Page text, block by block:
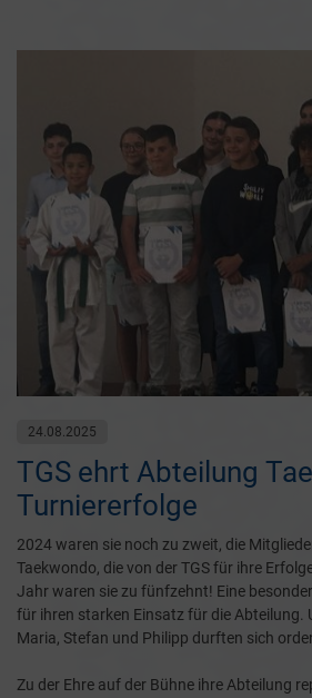
24.08.2025
TGS ehrt Abteilung
Turniererfolge
2024 waren sie noch zu zweit, die
Taekwondo, die von der TGS für ihre
Jahr waren sie zu fünfzehnt! Eine
für ihren starken Einsatz für die Abteilung.
Maria, Stefan und Philipp durften sich
Zu der Ehre auf der Bühne ihre Abteilung